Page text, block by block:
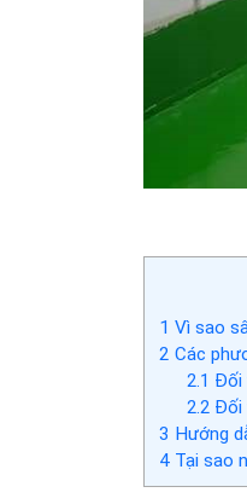
1 Vì sao
2 Các
2.1 Đối
2.2Đối
3 Hướng
4 Tại sao